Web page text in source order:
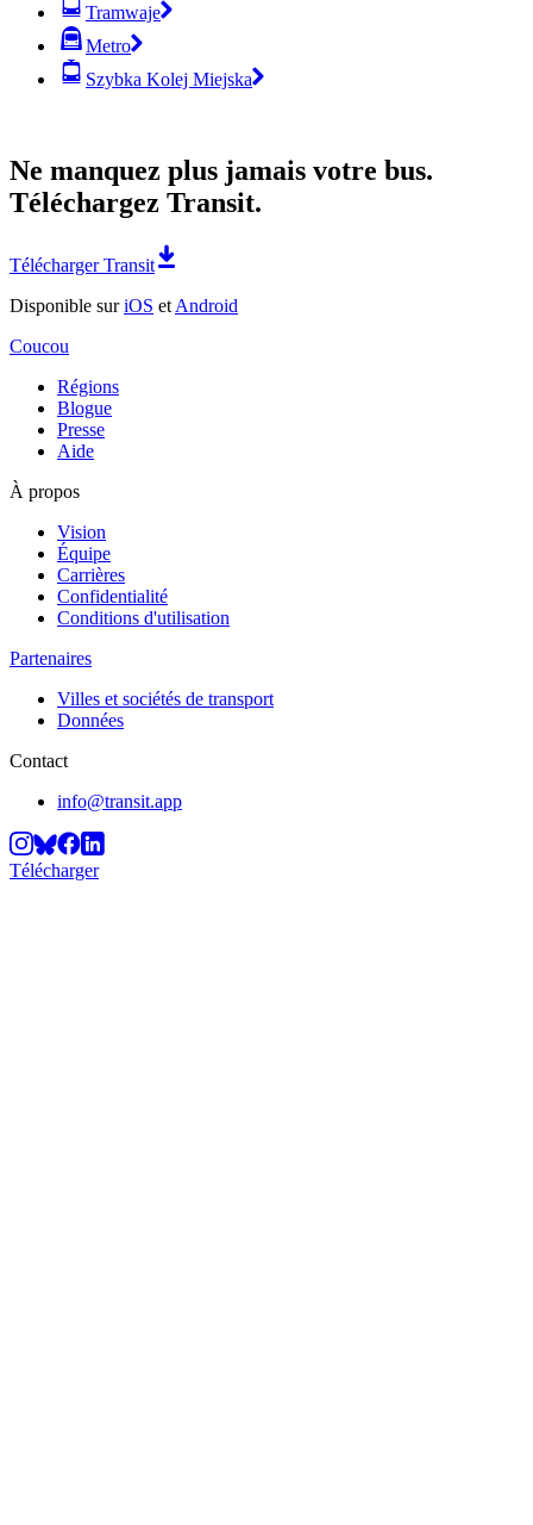
Tramwaje
Metro
Szybka Kolej Miejska
Ne manquez plus jamais votre bus.
Téléchargez Transit.
Télécharger Transit
Disponible suriOS et Android
Coucou
Régions
Blogue
Presse
Aide
À propos
Vision
Équipe
Carrières
Confidentialité
Conditions d'utilisation
Partenaires
Villes et sociétés de transport
Données
Contact
info@transit.app
Télécharger